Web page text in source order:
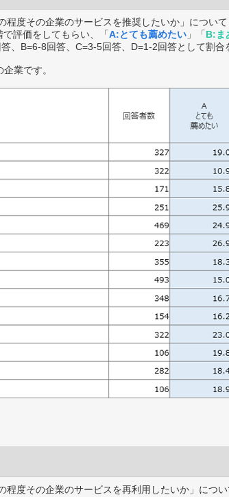
程度その企業のサービスを推奨したいか」について
で評価をしてもらい、「A:とても薦めたい 」「B:ま
、B=6-8回答、C=3-5回答、D=1-2回答として割合
業です。
程度その企業のサービスを再利用したいか」につ